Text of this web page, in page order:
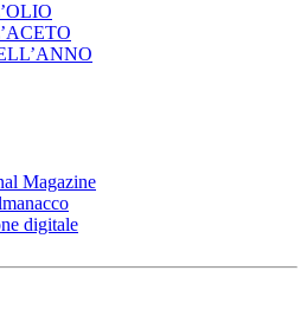
Magazine
digitale